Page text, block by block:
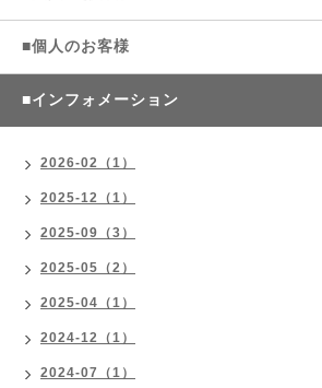
■個人のお客様
■インフォメーション
2026-02（1）
2025-12（1）
2025-09（3）
2025-05（2）
2025-04（1）
2024-12（1）
2024-07（1）